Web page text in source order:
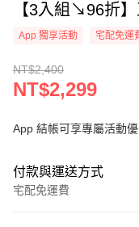
【3入組↘96折
App 獨享活動 宅配免運
NT$2,400
NT$2,299
App 結帳可享專屬活動
付款與運送方式
宅配免運費